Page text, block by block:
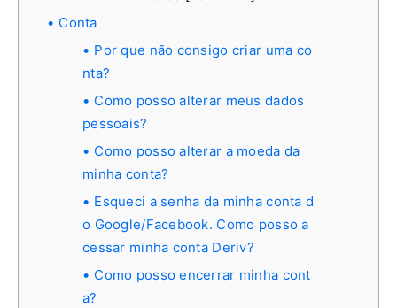
Conta
Por que não consigo criar uma co
nta?
Como posso alterar meus dados
pessoais?
Como posso alterar a moeda da
minha conta?
Esqueci a senha da minha conta d
o Google/Facebook. Como posso a
cessar minha conta Deriv?
Como posso encerrar minha cont
a?